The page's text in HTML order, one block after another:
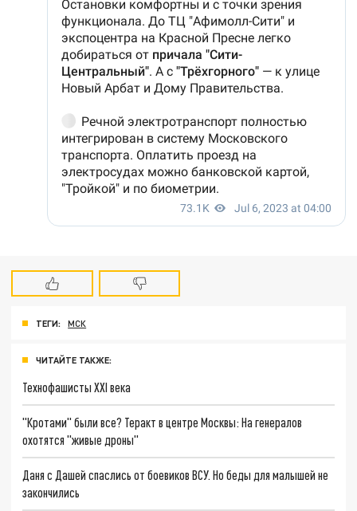
ТЕГИ: МСК
ЧИТАЙТЕ ТАКЖЕ:
Технофашисты XXI века
"Кротами" были все? Теракт в центре Москвы: На генералов
охотятся "живые дроны"
Даня с Дашей спаслись от боевиков ВСУ. Но беды для малышей не
закончились